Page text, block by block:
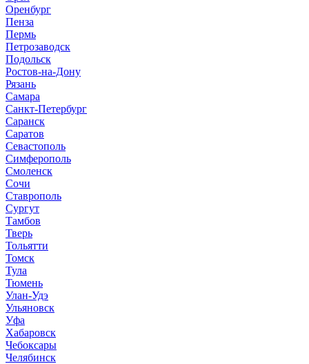
Оренбург
Пенза
Пермь
Петрозаводск
Подольск
Ростов-на-Дону
Рязань
Самара
Санкт-Петербург
Саранск
Саратов
Севастополь
Симферополь
Смоленск
Сочи
Ставрополь
Сургут
Тамбов
Тверь
Тольятти
Томск
Тула
Тюмень
Улан-Удэ
Ульяновск
Уфа
Хабаровск
Чебоксары
Челябинск